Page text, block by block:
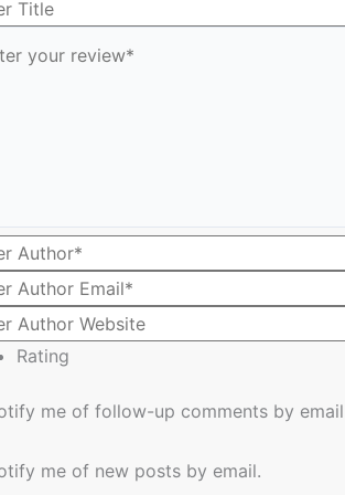
Rating
me of follow-up comments by
me of new posts by email.